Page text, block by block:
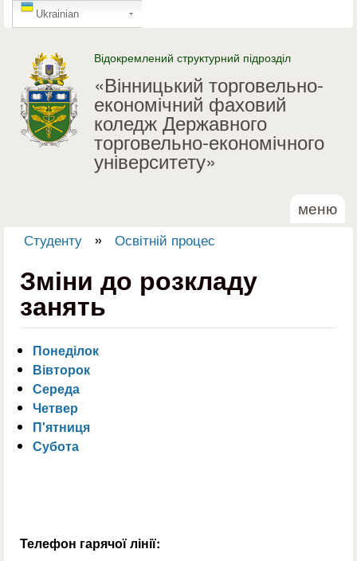
Перейти до основного
GTranslate
Ukrainian
Відокремлений структурний підрозділ
«Вінницький торговельно-
економічний фаховий
коледж Державного
торговельно-економічного
університету»
меню
Ви є тут
Студенту » Освітній процес
Зміни до розкладу
занять
Понеділок
Вівторок
Середа
Четвер
П'ятниця
Субота
Телефон гарячої лінії: